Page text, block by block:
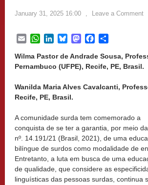
January 31, 2025 16:00 , Leave a Comment
EmailWhatsApp
LinkedInBlueskyMastodonFacebook
Wilma Pastor de Andrade Sousa,
Pernambuco (UFPE), Recife, PE, Brasil.
Wanilda Maria Alves Cavalcanti,
Recife, PE, Brasil.
A comunidade surda tem comemorado a
conquista de se ter a garantia, por meio
nº. 14.191/21 (Brasil, 2021), de uma
bilíngue de surdos como modalidade de
Entretanto, a luta em busca de uma
de qualidade, que considere as
linguísticas das pessoas surdas, continua